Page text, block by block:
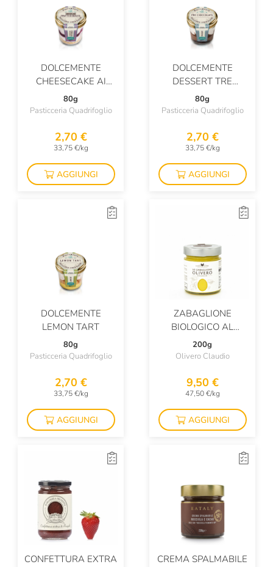
DOLCEMENTE
CHEESECAKE AI
FRUTTI DI BOSCO
80g
Pasticceria Quadrifoglio
2,70 €
33,75 €/kg
AGGIUNGI
DOLCEMENTE
DESSERT TRE
CIOCCOLATI
80g
Pasticceria Quadrifoglio
2,70 €
33,75 €/kg
AGGIUNGI
DOLCEMENTE
LEMON TART
80g
Pasticceria Quadrifoglio
2,70 €
33,75 €/kg
AGGIUNGI
ZABAGLIONE
BIOLOGICO AL
MOSCATO
200g
Olivero Claudio
9,50 €
47,50 €/kg
AGGIUNGI
CONFETTURA EXTRA
CREMA SPALMABILE